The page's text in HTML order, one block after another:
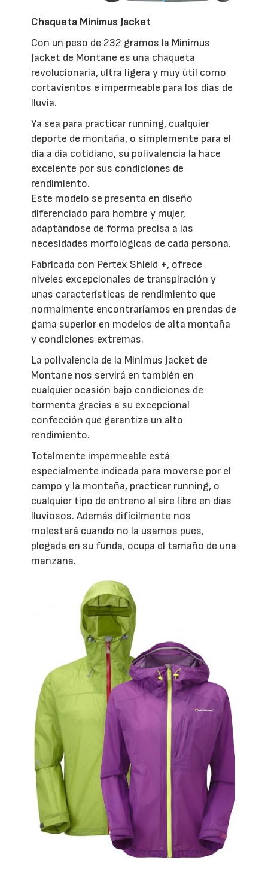
Chaqueta Minimus Jacket
Con un peso de 232 gramos la Minimus
Jacket de Montane es una chaqueta
revolucionaria, ultra ligera y muy útil como
cortavientos e impermeable para los días de
lluvia.
Ya sea para practicar running, cualquier
deporte de montaña, o simplemente para el
día a día cotidiano, su polivalencia la hace
excelente por sus condiciones de
rendimiento.
Este modelo se presenta en diseño
diferenciado para hombre y mujer,
adaptándose de forma precisa a las
necesidades morfológicas de cada persona.
Fabricada con Pertex Shield +, ofrece
niveles excepcionales de transpiración y
unas características de rendimiento que
normalmente encontraríamos en prendas de
gama superior en modelos de alta montaña
y condiciones extremas.
La polivalencia de la Minimus Jacket de
Montane nos servirá en también en
cualquier ocasión bajo condiciones de
tormenta gracias a su excepcional
confección que garantiza un alto
rendimiento.
Totalmente impermeable está
especialmente indicada para moverse por el
campo y la montaña, practicar running, o
cualquier tipo de entreno al aire libre en días
lluviosos. Además difícilmente nos
molestará cuando no la usamos pues,
plegada en su funda, ocupa el tamaño de una
manzana.